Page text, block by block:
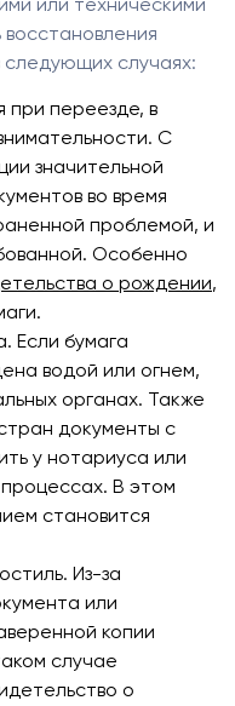
следующих случаях:
при переезде, в
С
значительной
во время
проблемой, и
Особенно
о рождении,
Если бумага
водой или огнем,
органах. Также
документы с
у нотариуса или
В этом
становится
Из-за
или
копии
случае
о